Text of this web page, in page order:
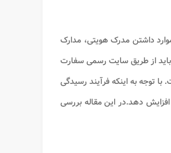
داشتن مدرک هویتی، مدارک
باید از طریق سایت رسمی سفارت
توجه به اینکه فرآیند رسیدگی
دهد.در این مقاله بررسی